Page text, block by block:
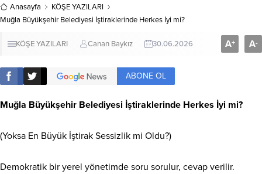
Anasayfa
KÖŞE YAZILARI
Muğla Büyükşehir Belediyesi İştiraklerinde Herkes İyi mi?
KÖŞE YAZILARI Canan Baykız 30.06.2026 A+ A-
ABONE OL
Muğla Büyükşehir Belediyesi İştiraklerinde Herkes İyi mi?
(Yoksa En Büyük İştirak Sessizlik mi Oldu?)
Demokratik bir yerel yönetimde soru sorulur, cevap verilir.